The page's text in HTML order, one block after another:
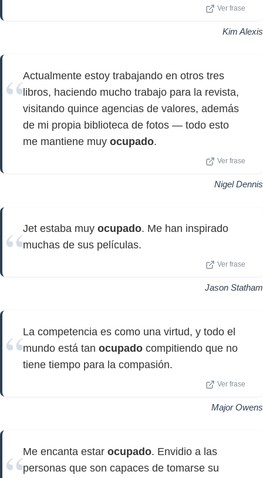
Ver frase
Kim Alexis
Actualmente estoy trabajando en otros tres
libros, haciendo mucho trabajo para la revista,
visitando quince agencias de valores, además
de mi propia biblioteca de fotos — todo esto
me mantiene muy ocupado.
Ver frase
Nigel Dennis
Jet estaba muy ocupado. Me han inspirado
muchas de sus películas.
Ver frase
Jason Statham
La competencia es como una virtud, y todo el
mundo está tan ocupado compitiendo que no
tiene tiempo para la compasión.
Ver frase
Major Owens
Me encanta estar ocupado. Envidio a las
personas que son capaces de tomarse su